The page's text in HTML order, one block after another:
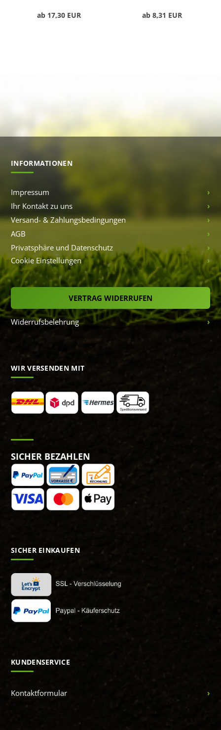
ab 17,30 EUR ab 8,31 EUR
INFORMATIONEN
Impressum
Ihr Kontakt zu uns
Versand- & Zahlungsbedingungen
AGB
Privatsphäre und Datenschutz
Cookie Einstellungen
VERTRAG WIDERRUFEN
Widerrufsbelehrung
WIR VERSENDEN MIT
SICHER BEZAHLEN
SICHER EINKAUFEN
KUNDENSERVICE
Kontaktformular